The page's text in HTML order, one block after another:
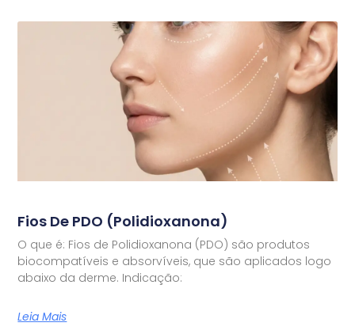
Fios De PDO (Polidioxanona)
O que é: Fios de Polidioxanona (PDO) são produtos
biocompatíveis e absorvíveis, que são aplicados logo
abaixo da derme. Indicação:
Leia Mais